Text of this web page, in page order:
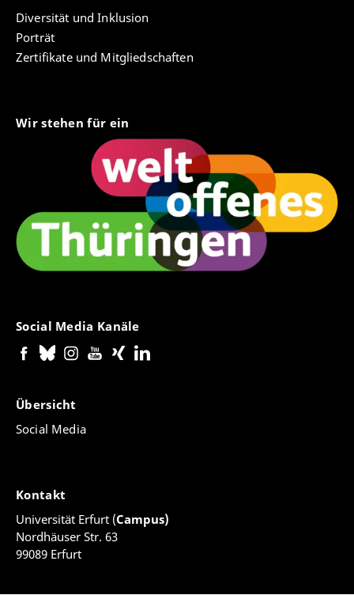
Diversität und Inklusion
Porträt
Zertifikate und Mitgliedschaften
Wir stehen für ein
Social Media Kanäle
Übersicht
Social Media
Kontakt
Universität Erfurt (Campus)
Nordhäuser Str. 63
99089 Erfurt